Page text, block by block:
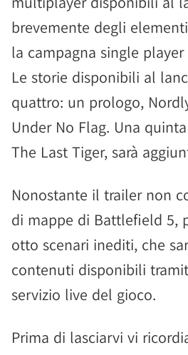
brevemente degli
la campagna single
Le storie disponibili al
quattro: un prologo,
Under No Flag. Una
The Last Tiger, sarà
Nonostante il trailer non
di mappe di Battlefield 5,
otto scenari inediti, che
contenuti disponibili
servizio live del gioco.
Prima di lasciarvi vi